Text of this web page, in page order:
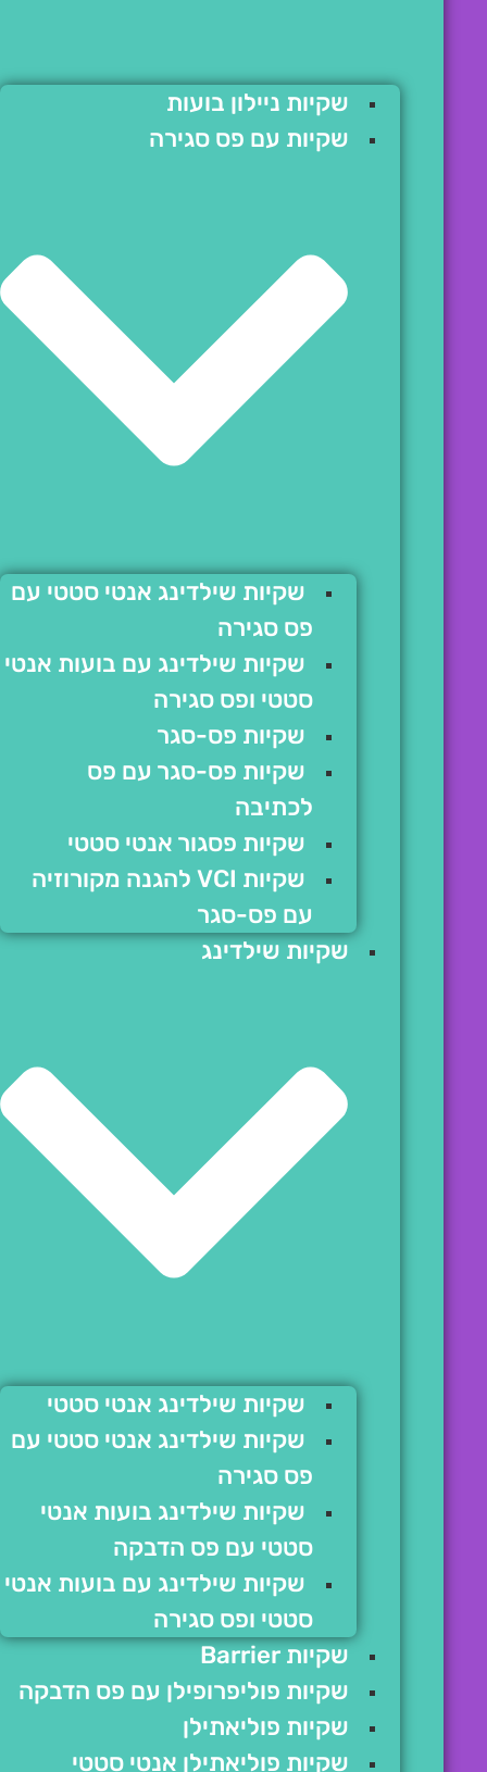
שקיות ניילון בועות
שקיות עם פס סגירה
שקיות שילדינג אנטי סטטי עם
פס סגירה
שקיות שילדינג עם בועות אנטי
סטטי ופס סגירה
שקיות פס-סגר
שקיות פס-סגר עם פס
לכתיבה
שקיות פסגור אנטי סטטי
שקיות VCI להגנה מקורוזיה
עם פס-סגר
שקיות שילדינג
שקיות שילדינג אנטי סטטי
שקיות שילדינג אנטי סטטי עם
פס סגירה
שקיות שילדינג בועות אנטי
סטטי עם פס הדבקה
שקיות שילדינג עם בועות אנטי
סטטי ופס סגירה
שקיות Barrier
שקיות פוליפרופילן עם פס הדבקה
שקיות פוליאתילן
שקיות פוליאתילן אנטי סטטי